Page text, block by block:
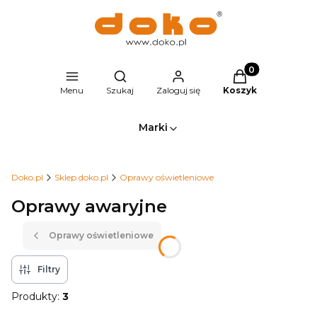
Menu
Otwórz wyszukiwarkę
Szukaj Zaloguj się
Produkty w
Koszyk
Marki
Doko.pl Sklep.doko.pl Oprawy oświetleniowe
Oprawy awaryjne
Oprawy oświetleniowe
Filtry
Produkty: 3